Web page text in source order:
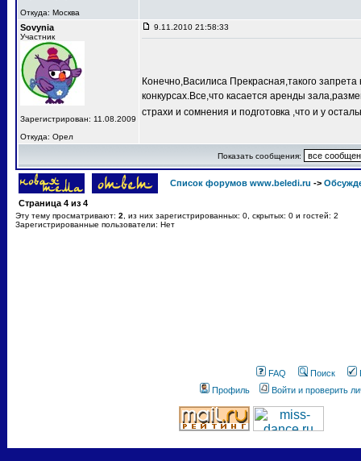
Откуда: Москва
Sovynia
Участник
Зарегистрирован: 11.08.2009
Откуда: Орел
9.11.2010 21:58:33
Конечно,Василиса Прекрасная,такого
конкурсах.Все,что касается аренды
страхи и сомнения и подготовка ,что и у
Показать сообщения:
Список форумов www.beledi.ru ->
Страница 4 из 4
Эту тему просматривают: 2 , из них зарегистрированных: 0, скрытых: 0 и гостей: 2
Зарегистрированные пользователи: Нет
FAQ Поиск
Профиль
Войти и проверить